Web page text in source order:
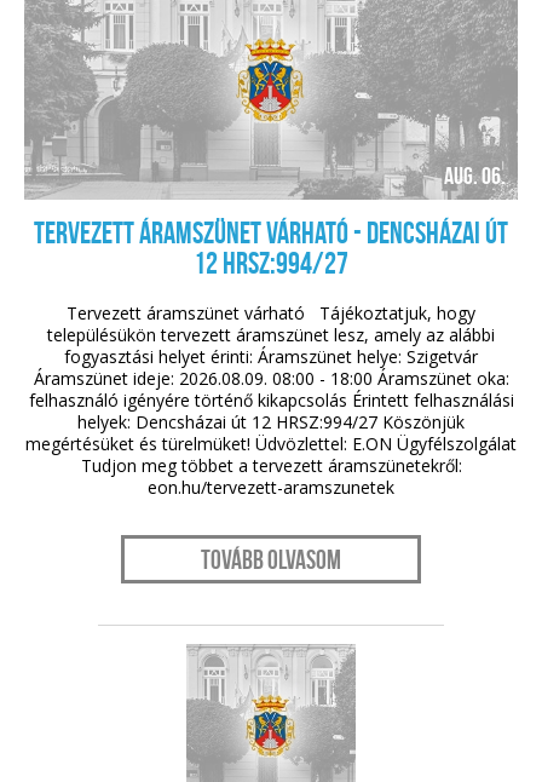
aug. 06.
Tervezett áramszünet várható - Dencsházai út
12 HRSZ:994/27
Tervezett áramszünet várható Tájékoztatjuk, hogy
településükön tervezett áramszünet lesz, amely az alábbi
fogyasztási helyet érinti: Áramszünet helye: Szigetvár
Áramszünet ideje: 2026.08.09. 08:00 - 18:00 Áramszünet oka:
felhasználó igényére történő kikapcsolás Érintett felhasználási
helyek: Dencsházai út 12 HRSZ:994/27 Köszönjük
megértésüket és türelmüket! Üdvözlettel: E.ON Ügyfélszolgálat
Tudjon meg többet a tervezett áramszünetekről:
eon.hu/tervezett-aramszunetek
Tovább olvasom